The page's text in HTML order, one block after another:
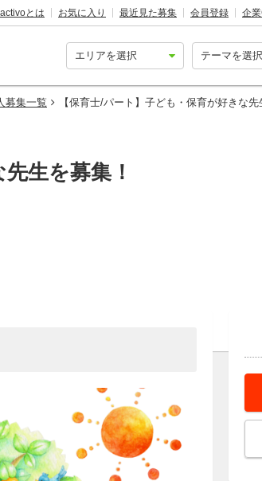
activoとは お気に入り 最近見た募集 会員登録 企
募集一覧 【保育士/パート】子ども・保育が好きな先
生を募集！